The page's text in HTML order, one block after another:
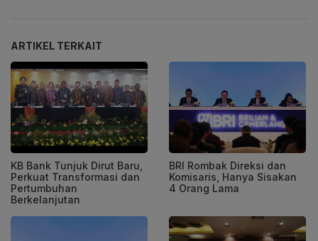
ARTIKEL TERKAIT
KB Bank Tunjuk Dirut Baru,
Perkuat Transformasi dan
Pertumbuhan
Berkelanjutan
BRI Rombak Direksi dan
Komisaris, Hanya Sisakan
4 Orang Lama